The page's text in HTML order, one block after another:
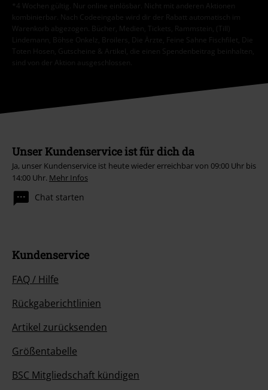
*4 Wochen gültig. Nur online einlösbar. Nicht mit anderen Aktionen
kombinierbar. Nach Codeeingabe wird dir der Rabatt automatisch im
Warenkorb abgezogen. Bücher, Medien, Tickets, Rammstein, (Till)
Lindemann, Böhse Onkelz, Broilers, Die Ärzte, Feine Sahne Fischfilet, Die
Toten Hosen, Gutscheine & Artikel, die einen Spendenbeitrag beinhalten,
sind von der Aktion ausgeschlossen.
Unser Kundenservice ist für dich da
Ja, unser Kundenservice ist heute wieder erreichbar von 09:00 Uhr bis
14:00 Uhr. Mehr Infos
Chat starten
Kundenservice
FAQ / Hilfe
Rückgaberichtlinien
Artikel zurücksenden
Größentabelle
BSC Mitgliedschaft kündigen